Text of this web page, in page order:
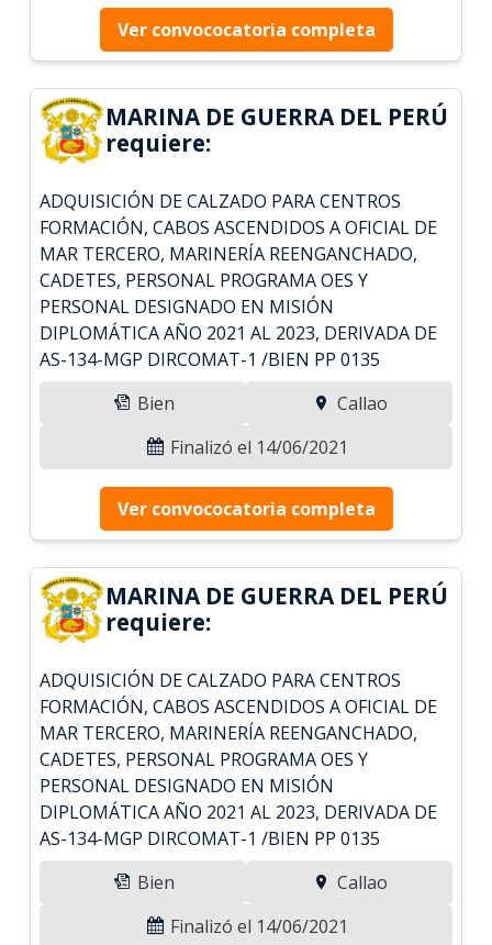
Ver convococatoria completa
MARINA DE GUERRA DEL PERÚ
requiere:
ADQUISICIÓN DE CALZADO PARA CENTROS
FORMACIÓN, CABOS ASCENDIDOS A OFICIAL DE
MAR TERCERO, MARINERÍA REENGANCHADO,
CADETES, PERSONAL PROGRAMA OES Y
PERSONAL DESIGNADO EN MISIÓN
DIPLOMÁTICA AÑO 2021 AL 2023, DERIVADA DE
AS-134-MGP DIRCOMAT-1 /BIEN PP 0135
Bien
Callao
Finalizó el 14/06/2021
Ver convococatoria completa
MARINA DE GUERRA DEL PERÚ
requiere:
ADQUISICIÓN DE CALZADO PARA CENTROS
FORMACIÓN, CABOS ASCENDIDOS A OFICIAL DE
MAR TERCERO, MARINERÍA REENGANCHADO,
CADETES, PERSONAL PROGRAMA OES Y
PERSONAL DESIGNADO EN MISIÓN
DIPLOMÁTICA AÑO 2021 AL 2023, DERIVADA DE
AS-134-MGP DIRCOMAT-1 /BIEN PP 0135
Bien
Callao
Finalizó el 14/06/2021